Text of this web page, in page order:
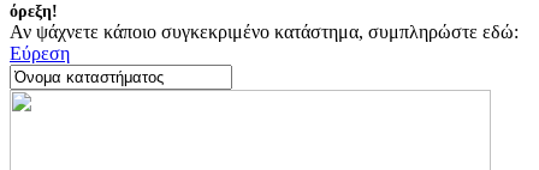
όρεξη!
Αν ψάχνετε κάποιο συγκεκριμένο κατάστημα, συμπληρώστε εδώ:
Εύρεση